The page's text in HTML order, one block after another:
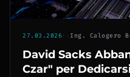
27.03.2026:: Ing. Calogero
David Sacks
Czar" per